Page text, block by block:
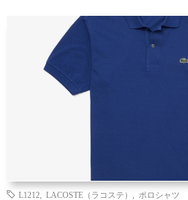
L1212 LACOSTE（ラコステ） ポロシャツ